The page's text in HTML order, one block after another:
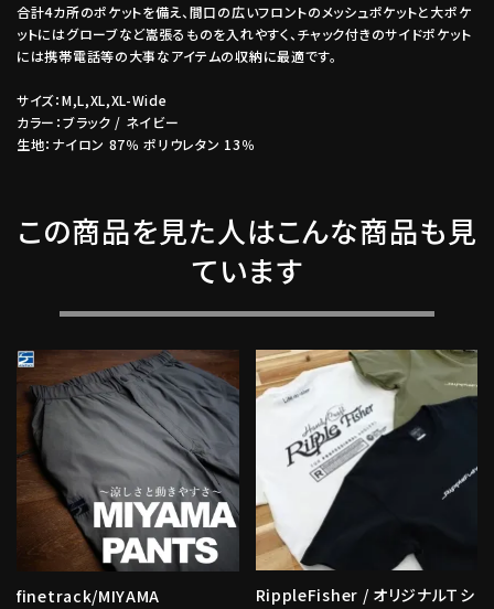
合計4カ所のポケットを備え、間口の広いフロントのメッシュポケットと大ポケ
ットにはグローブなど嵩張るものを入れやすく、チャック付きのサイドポケット
には携帯電話等の大事なアイテムの収納に最適です。
サイズ：M,L,XL,XL-Wide
カラー：ブラック / ネイビー
生地：ナイロン 87％ ポリウレタン 13％
この商品を見た人はこんな商品も見
ています
finetrack/MIYAMA
RippleFisher / オリジナルＴシ